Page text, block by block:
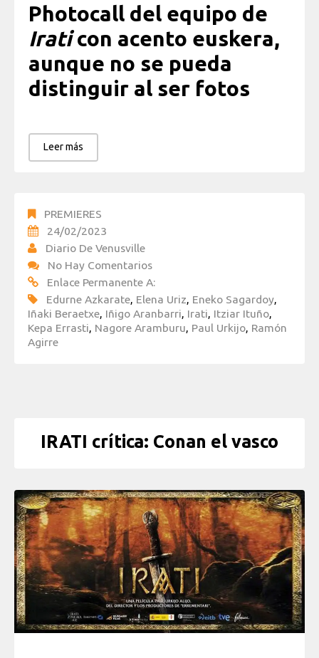
Photocall del equipo de
Iraticon acento euskera,
aunque no se pueda
distinguir al ser fotos
Leer más
PREMIERES
24/02/2023
Diario De Venusville
No Hay Comentarios
Enlace Permanente A:
Edurne Azkarate, Elena Uriz, Eneko Sagardoy,
Iñaki Beraetxe, Iñigo Aranbarri, Irati, Itziar Ituño,
Kepa Errasti, Nagore Aramburu, Paul Urkijo, Ramón
Agirre
IRATI crítica: Conan el vasco